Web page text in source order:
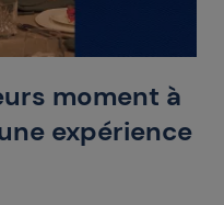
moment à
expérience